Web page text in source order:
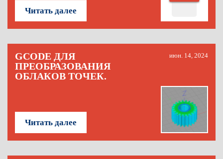
Читать далее
GCODE ДЛЯ
ПРЕОБРАЗОВАНИЯ
ОБЛАКОВ ТОЧЕК.
июн. 14, 2024
Читать далее